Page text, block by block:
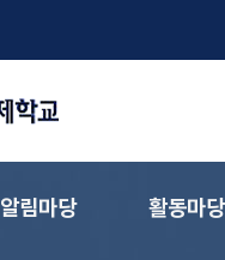
알림마당 활동마당